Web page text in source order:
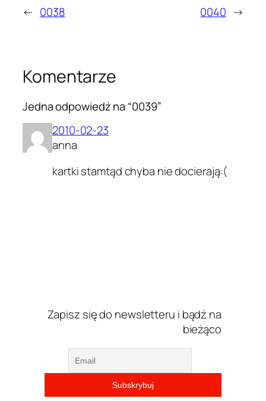
← 0038 0040 →
Komentarze
Jedna odpowiedź na “0039”
2010-02-23
anna
kartki stamtąd chyba nie docierają:(
Zapisz się do newsletteru i bądź na
bieżąco